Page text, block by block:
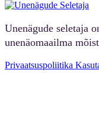
Unenägude seletaja
unenäomaailma
Privaatsuspoliitika